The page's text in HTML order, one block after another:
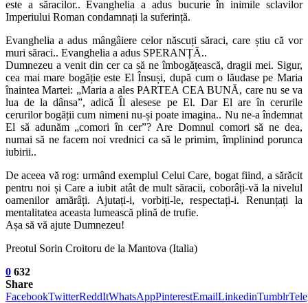
este a săracilor.. Evanghelia a adus bucurie în inimile sclavilor
Imperiului Roman condamnați la suferință.
Evanghelia a adus mângâiere celor născuți săraci, care știu că vor
muri săraci.. Evanghelia a adus SPERANȚĂ..
Dumnezeu a venit din cer ca să ne îmbogățească, dragii mei. Sigur,
cea mai mare bogăție este El Însuși, după cum o lăudase pe Maria
înaintea Martei: „Maria a ales PARTEA CEA BUNĂ, care nu se va
lua de la dânsa”, adică Îl alesese pe El. Dar El are în cerurile
cerurilor bogății cum nimeni nu-și poate imagina.. Nu ne-a îndemnat
El să adunăm „comori în cer”? Are Domnul comori să ne dea,
numai să ne facem noi vrednici ca să le primim, împlinind porunca
iubirii..
De aceea vă rog: urmând exemplul Celui Care, bogat fiind, a sărăcit
pentru noi și Care a iubit atât de mult săracii, coborâți-vă la nivelul
oamenilor amărâți. Ajutați-i, vorbiți-le, respectați-i. Renunțați la
mentalitatea aceasta lumească plină de trufie.
Așa să vă ajute Dumnezeu!
Preotul Sorin Croitoru de la Mantova (Italia)
0 632
Share
FacebookTwitterReddItWhatsAppPinterestEmailLinkedinTumblr